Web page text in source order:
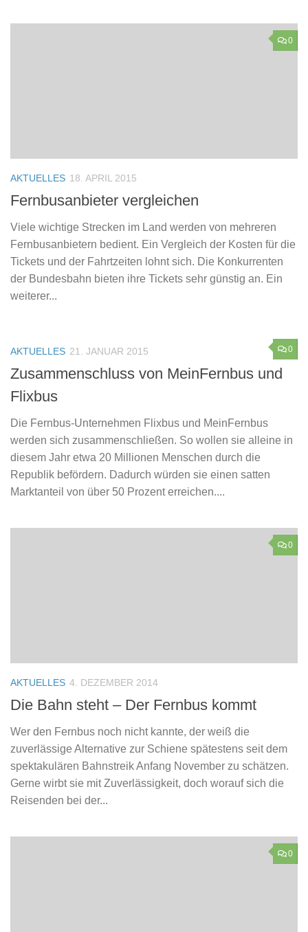
0
AKTUELLES 18. APRIL 2015
Fernbusanbieter vergleichen
Viele wichtige Strecken im Land werden von mehreren
Fernbusanbietern bedient. Ein Vergleich der Kosten für die
Tickets und der Fahrtzeiten lohnt sich. Die Konkurrenten
der Bundesbahn bieten ihre Tickets sehr günstig an. Ein
weiterer...
0
AKTUELLES 21. JANUAR 2015
Zusammenschluss von MeinFernbus und
Flixbus
Die Fernbus-Unternehmen Flixbus und MeinFernbus
werden sich zusammenschließen. So wollen sie alleine in
diesem Jahr etwa 20 Millionen Menschen durch die
Republik befördern. Dadurch würden sie einen satten
Marktanteil von über 50 Prozent erreichen....
0
AKTUELLES 4. DEZEMBER 2014
Die Bahn steht – Der Fernbus kommt
Wer den Fernbus noch nicht kannte, der weiß die
zuverlässige Alternative zur Schiene spätestens seit dem
spektakulären Bahnstreik Anfang November zu schätzen.
Gerne wirbt sie mit Zuverlässigkeit, doch worauf sich die
Reisenden bei der...
0